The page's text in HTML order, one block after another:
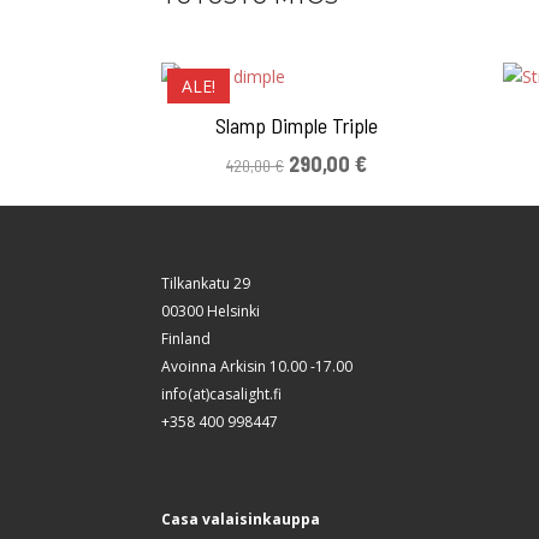
ALE!
Slamp Dimple Triple
420,00€ Alkuperäinen
290,00€Nykyinen
Tilkankatu 29
00300 Helsinki
Finland
Avoinna Arkisin 10.00 -17.00
info(at)casalight.fi
+358 400 998447
Casa valaisinkauppa